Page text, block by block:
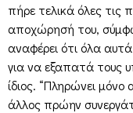
πήρε τελικά όλες τις
αποχώρησή του,
αναφέρει ότι όλα
για να εξαπατά τους
ίδιος. “Πληρώνει μόνο
άλλος πρώην